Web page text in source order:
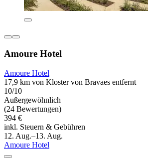
Amoure Hotel
Amoure Hotel
17,9 km von Kloster von Bravaes entfernt
10/10
Außergewöhnlich
(24 Bewertungen)
394 €
inkl. Steuern & Gebühren
12. Aug.–13. Aug.
Amoure Hotel